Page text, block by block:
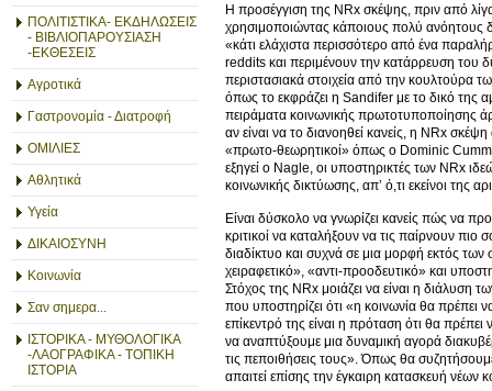
ΠΟΛΙΤΙΣΤΙΚΑ- ΕΚΔΗΛΩΣΕΙΣ
- ΒΙΒΛΙΟΠΑΡΟΥΣΙΑΣΗ
-ΕΚΘΕΣΕΙΣ
Αγροτικά
Γαστρονομία - Διατροφή
ΟΜΙΛΙΕΣ
Αθλητικά
Υγεία
ΔΙΚΑΙΟΣΥΝΗ
Κοινωνία
Σαν σημερα...
ΙΣΤΟΡΙΚΑ - ΜΥΘΟΛΟΓΙΚΑ
-ΛΑΟΓΡΑΦΙΚΑ - ΤΟΠΙΚΗ
ΙΣΤΟΡΙΑ
Η προσέγγιση της NRx σκέψης, πριν από
χρησιμοποιώντας κάποιους πολύ
«κάτι ελάχιστα περισσότερο από ένα
reddits και περιμένουν την κατάρρευση του
περιστασιακά στοιχεία από την κουλτούρα
όπως το εκφράζει η Sandifer με το δικό της
πειράματα κοινωνικής πρωτοτυποποίησης
αν είναι να το διανοηθεί κανείς, η NRx
«πρωτο-θεωρητικοί» όπως ο Dominic
εξηγεί ο Nagle, οι υποστηρικτές των NRx
κοινωνικής δικτύωσης, απ’ ό,τι εκείνοι της
Είναι δύσκολο να γνωρίζει κανείς πώς να
κριτικοί να καταλήξουν να τις παίρνουν
διαδίκτυο και συχνά σε μια μορφή εκτός
χειραφετικό», «αντι-προοδευτικό» και
Στόχος της NRx μοιάζει να είναι η διάλυση
που υποστηρίζει ότι «η κοινωνία θα πρέπει
επίκεντρό της είναι η πρόταση ότι θα
να αναπτύξουμε μια δυναμική αγορά
τις πεποιθήσεις τους». Όπως θα
απαιτεί επίσης την έγκαιρη κατασκευή νέων